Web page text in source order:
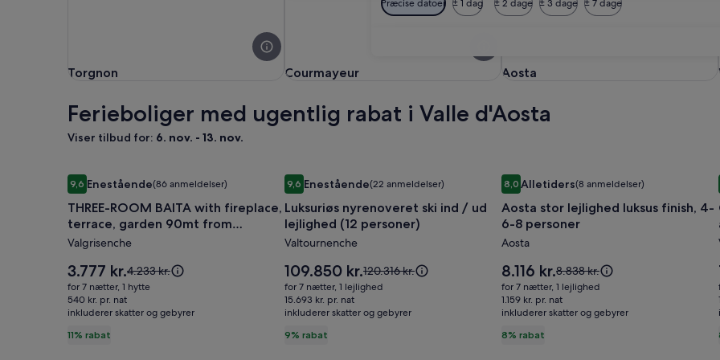
Præcise datoer ± 1 dag ± 2 dage ± 3 dage ± 7 dage
Torgnon
Torgnon Courmayeur
Courmayeur Aosta
Aosta
Ferieboliger med ugentlig rabat i Valle d'Aosta
Viser tilbud for: 6. nov. - 13. nov.
Billedgalleri
for
THREE-
ROOM
BAITA
with
fireplace,
terrace,
garden
90mt
9,69,6 ud af 10, Enestående, (86 anmeldelser)
Enestående(86 anmeldelser)
THREE-ROOM BAITA with fireplace,
terrace, garden 90mt from
trails/ski slopes
Valgrisenche
11% rabat
Prisen
er
3.777 kr.
3.777 kr.Prisen
var
4.233 kr.,
se
4.233 kr.
for 7 nætter, 1 hytte
540 kr. pr. nat
inkluderer skatter og gebyrer
THREE-ROOM BAITA with fireplace, terrace, garden 90mt from trails/ski slopes
Billedgalleri
for
Luksuriøs
nyrenoveret
ski
ind
/
ud
lejlighed
(12
9,69,6 ud af 10, Enestående, (22 anmeldelser)
Enestående(22 anmeldelser)
Luksuriøs nyrenoveret ski ind / ud
lejlighed (12 personer)
Valtournenche
9% rabat
Prisen
er
109.850 kr.
109.850 kr.Prisen
var
se
120.316 kr.
for 7 nætter, 1 lejlighed
15.693 kr. pr. nat
inkluderer skatter og gebyrer
Luksuriøs nyrenoveret ski ind / ud lejlighed (12 personer)
Billedgalleri
for
Aosta
stor
lejlighed
luksus
finish,
4-
6-
8
8,08,0 ud af 10, Alletiders, (8 anmeldelser)
Alletiders(8 anmeldelser)
Aosta stor lejlighed luksus finish, 4-
6-8 personer
Aosta
8% rabat
Prisen
er
8.116 kr.
8.116 kr.Prisen
var
8.838 kr.,
se
8.838 kr.
for 7 nætter, 1 lejlighed
1.159 kr. pr. nat
inkluderer skatter og gebyrer
Aosta stor lejlighed luksus finish, 4-6-